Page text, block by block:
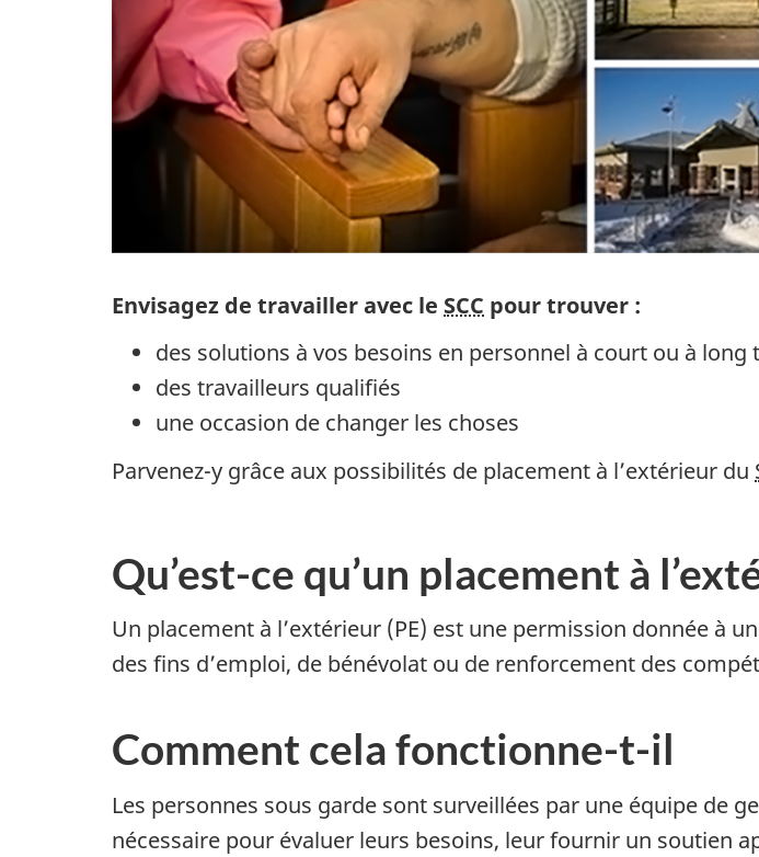
Envisagez de travailler avec le SCC pour trouver :
des solutions à vos besoins en personnel à court ou à long
des travailleurs qualifiés
une occasion de changer les choses
Parvenez-y grâce aux possibilités de placement à l’extérieur du
Qu’est-ce qu’un placement à
Un placement à l’extérieur (PE) est une permission donnée à
des fins d’emploi, de bénévolat ou de renforcement des
Comment cela fonctionne-t-il
Les personnes sous garde sont surveillées par une équipe de
nécessaire pour évaluer leurs besoins, leur fournir un soutien